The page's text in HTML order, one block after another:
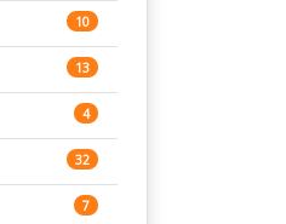
943
3
169
7
4
10
13
4
32
7